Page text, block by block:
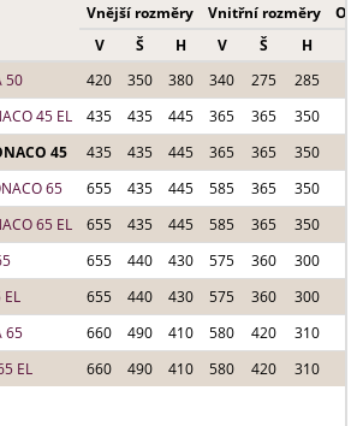
Vnější rozměry Vnitřní rozměry
V
Š H V Š H
50
420 350 380 340 275 285
45 EL
435 435 445 365 365 350
45
435 435 445 365 365 350
65
655 435 445 585 365 350
65 EL
655 435 445 585 365 350
655 440 430 575 360 300
655 440 430 575 360 300
65
660 490 410 580 420 310
EL
660 490 410 580 420 310